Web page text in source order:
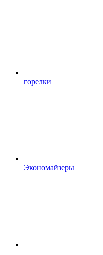
горелки
Экономайзеры